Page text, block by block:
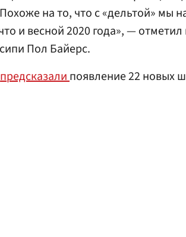
на то, что с «дельтой» мы
и весной 2020 года», —
Пол Байерс.
предсказалипоявление 22 новых